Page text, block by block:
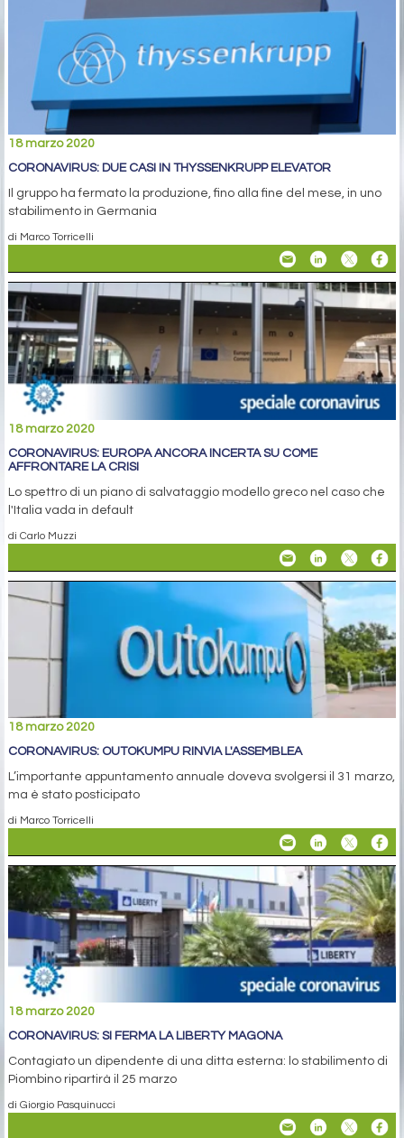
18 marzo 2020
CORONAVIRUS: DUE CASI IN THYSSENKRUPP ELEVATOR
Il gruppo ha fermato la produzione, fino alla fine del mese, in uno
stabilimento in Germania
di Marco Torricelli
18 marzo 2020
CORONAVIRUS: EUROPA ANCORA INCERTA SU COME
AFFRONTARE LA CRISI
Lo spettro di un piano di salvataggio modello greco nel caso che
l'Italia vada in default
di Carlo Muzzi
18 marzo 2020
CORONAVIRUS: OUTOKUMPU RINVIA L'ASSEMBLEA
L’importante appuntamento annuale doveva svolgersi il 31 marzo,
ma è stato posticipato
di Marco Torricelli
18 marzo 2020
CORONAVIRUS: SI FERMA LA LIBERTY MAGONA
Contagiato un dipendente di una ditta esterna: lo stabilimento di
Piombino ripartirà il 25 marzo
di Giorgio Pasquinucci